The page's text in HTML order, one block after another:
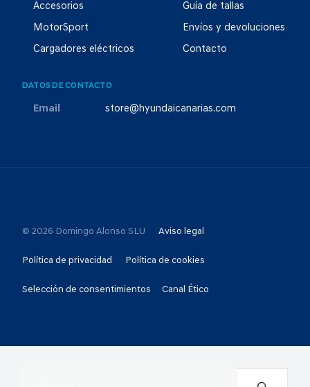
Accesorios
MotorSport
Cargadores eléctricos
Guía de tallas
Envíos y devoluciones
Contacto
DATOS DE CONTACTO
Email store@hyundaicanarias.com
© 2026 Domingo Alonso SLU Aviso legal
Política de privacidad Política de cookies
Selección de consentimientos Canal Ético